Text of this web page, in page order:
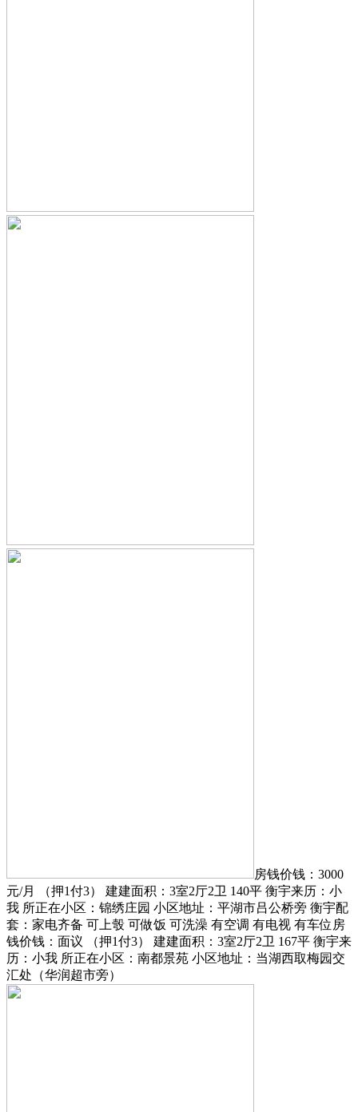
房钱价钱：3000
元/月 （押1付3） 建建面积：3室2厅2卫 140平 衡宇来历：小
我 所正在小区：锦绣庄园 小区地址：平湖市吕公桥旁 衡宇配
套：家电齐备 可上彀 可做饭 可洗澡 有空调 有电视 有车位房
钱价钱：面议 （押1付3） 建建面积：3室2厅2卫 167平 衡宇来
历：小我 所正在小区：南都景苑 小区地址：当湖西取梅园交
汇处（华润超市旁）